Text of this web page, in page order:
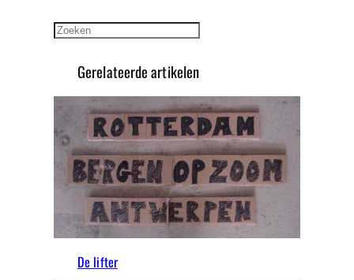
Zoeken
Gerelateerde artikelen
De lifter